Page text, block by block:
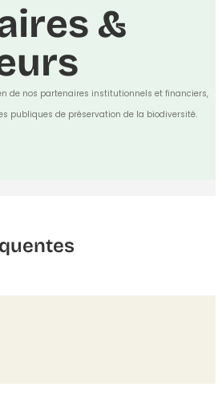
&
de nos partenaires institutionnels et financiers,
publiques de préservation de la biodiversité.